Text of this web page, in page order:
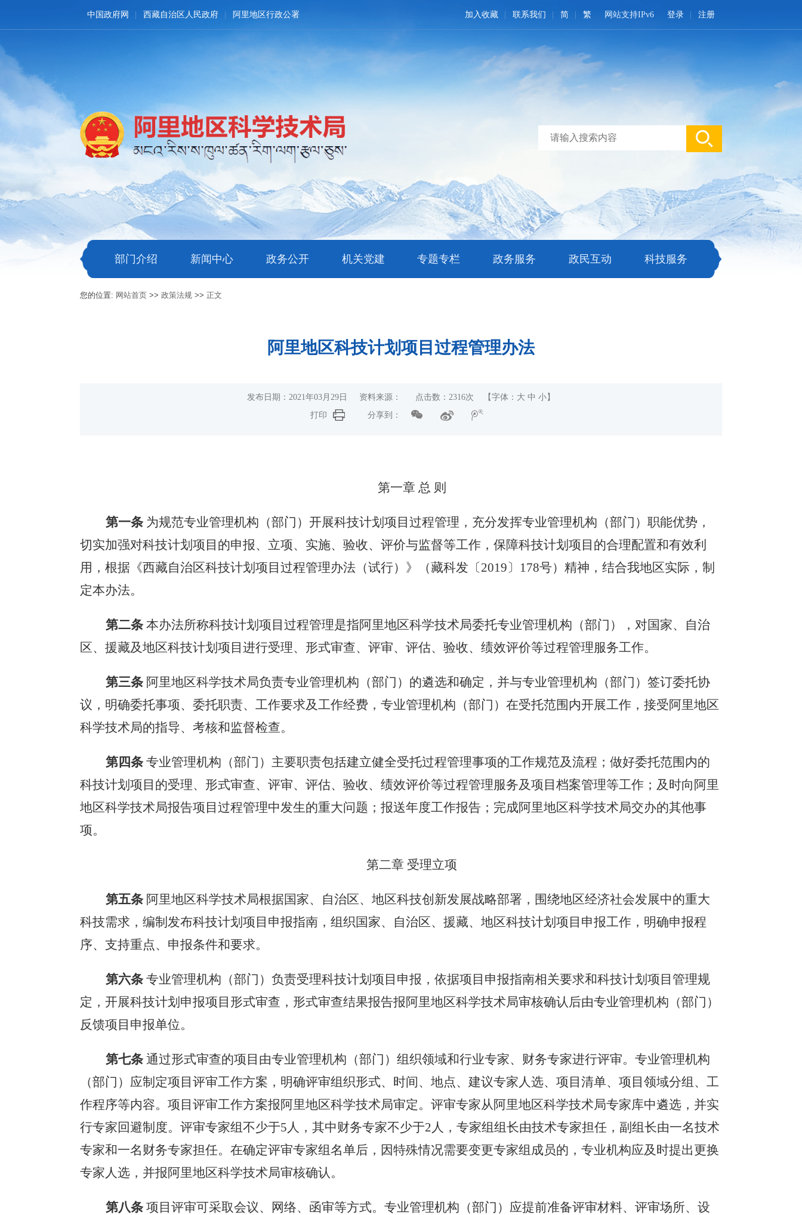
中国政府网 西藏自治区人民政府 阿里地区行政公署 登录 注册
网站支持IPv6
加入收藏 联系我们 简 繁
部门介绍 新闻中心 政务公开 机关党建 专题专栏 政务服务 政民互动 科技服务
您的位置: 网站首页 >>政策法规 >>正文
阿里地区科技计划项目过程管理办法
发布日期：2021年03月29日 资料来源： 点击数： 2316次 【字体： 大 中 小 】
打印
分享到：
第一章 总 则
第一条 为规范专业管理机构（部门）开展科技计划项目过程管理，充分发挥专业管理机构（部门）职能优势，
切实加强对科技计划项目的申报、立项、实施、验收、评价与监督等工作，保障科技计划项目的合理配置和有效利
用，根据 《西藏自治区科技计划项目过程管理办法 （试行） 》（藏科发〔2019〕 178号）精神 ，结合我地区实际，制
定本办法。
第二条 本办法所称科技计划项目过程管理是指阿里地区科学技术局委托专业管理机构（部门） ，对国家、
自治
区、援藏及地区科技计划项目进行受理、形式审查、评审、评估、验收、绩效评价等过程管理服务工作。
第三条 阿里地区科学技术局负责专业管理机构（部门） 的遴选和确定，并与专业管理机构（部门）签订委托协
议，明确委托事项、委托职责、工作要求及工作经费，专业管理机构（部门）在受托范围内开展工作，接受阿里地区
科学技术局的指导、考核和监督检查。
第四条 专业管理机构（部门） 主要职责包括建立健全受托过程管理事项的工作规范及流程；做好委托范围内的
科技计划项目的受理、形式审查、评审、评估、验收、绩效评价等过程管理服务及项目档案管理等工作；及时向 阿里
地区科学技术局报告项目过程管理中发生的重大问题；报送年度工作报告；完成阿里地区科学技术局交办的其他事
项。
第二章 受理立项
第五条 阿里地区科学技术局根据国家、自治区、地区科技创新发展战略部署，围绕地区经济社会发展中的重大
科技需求，编制发布科技计划项目申报指南，组织 国家、 自治区、援藏、地区科技计划项目申报工作，明确申报程
序、支持重点、申报条件和要求。
第六条 专业管理机构（部门）负责受理科技计划项目申报，依据项目申报指南相关要求和科技计划项目管理规
定，开展科技计划申报项目形式审查，形式审查结果报告报阿里地区科学技术局审核确认后由专业管理机构（部门）
反馈项目申报单位。
第七条 通过形式审查的项目由专业管理机构（部门）组织领域和行业专家、财务专家进行评审。专业管理机构
（部门） 应制定项目评审工作方案，明确评审组织形式、时间、地点、建议专家人选、项目清单、项目领域分组、工
作程序等内容。项目评审工作方案报阿里地区科学技术局审定。评审专家从 阿里地区科学技术局专家库中遴选，并实
行专家回避制度。评审专家组不少于5人，其中财务专家不少于2人，专家组组长由技术专家担任，副组长由一名技术
专家和一名财务专家担任。在确定评审专家组名单后，因特殊情况需要变更专家组成员的，专业机构应及时提出更换
专家人选，并报阿里地区科学技术局审核确认。
第八条 项目评审可采取会议、网络、函审等方式。专业管理机构（部门） 应提前准备评审材料、评审场所、设